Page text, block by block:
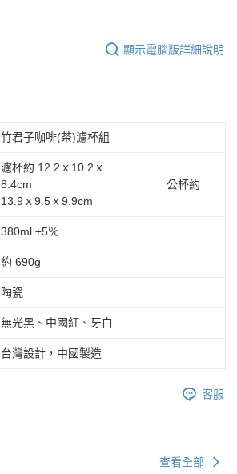
顯示電腦版詳細說明
竹君子咖啡(茶)濾杯組
濾杯約 12.2ｘ10.2ｘ
8.4cm 公杯約
13.9ｘ9.5ｘ9.9cm
380ml ±5％
約 690g
陶瓷
無光黑、中國紅、牙白
台灣設計，中國製造
客服
查看全部